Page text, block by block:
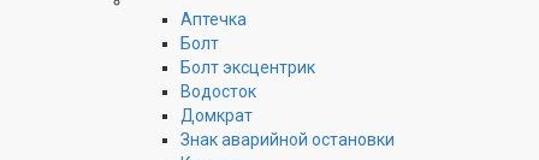
Аптечка
Болт
Болт эксцентрик
Водосток
Домкрат
Знак аварийной остановки